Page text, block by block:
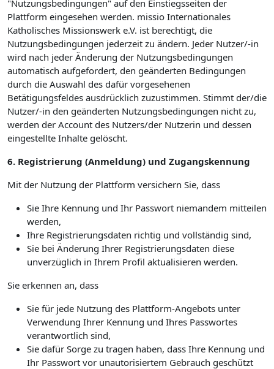
"Nutzungsbedingungen" auf den Einstiegsseiten der
Plattform eingesehen werden. missio Internationales
Katholisches Missionswerk e.V. ist berechtigt, die
Nutzungsbedingungen jederzeit zu ändern. Jeder Nutzer/-in
wird nach jeder Änderung der Nutzungsbedingungen
automatisch aufgefordert, den geänderten Bedingungen
durch die Auswahl des dafür vorgesehenen
Betätigungsfeldes ausdrücklich zuzustimmen. Stimmt der/die
Nutzer/-in den geänderten Nutzungsbedingungen nicht zu,
werden der Account des Nutzers/der Nutzerin und dessen
eingestellte Inhalte gelöscht.
6. Registrierung (Anmeldung) und Zugangskennung
Mit der Nutzung der Plattform versichern Sie, dass
Sie Ihre Kennung und Ihr Passwort niemandem mitteilen
werden,
Ihre Registrierungsdaten richtig und vollständig sind,
Sie bei Änderung Ihrer Registrierungsdaten diese
unverzüglich in Ihrem Profil aktualisieren werden.
Sie erkennen an, dass
Sie für jede Nutzung des Plattform-Angebots unter
Verwendung Ihrer Kennung und Ihres Passwortes
verantwortlich sind,
Sie dafür Sorge zu tragen haben, dass Ihre Kennung und
Ihr Passwort vor unautorisiertem Gebrauch geschützt